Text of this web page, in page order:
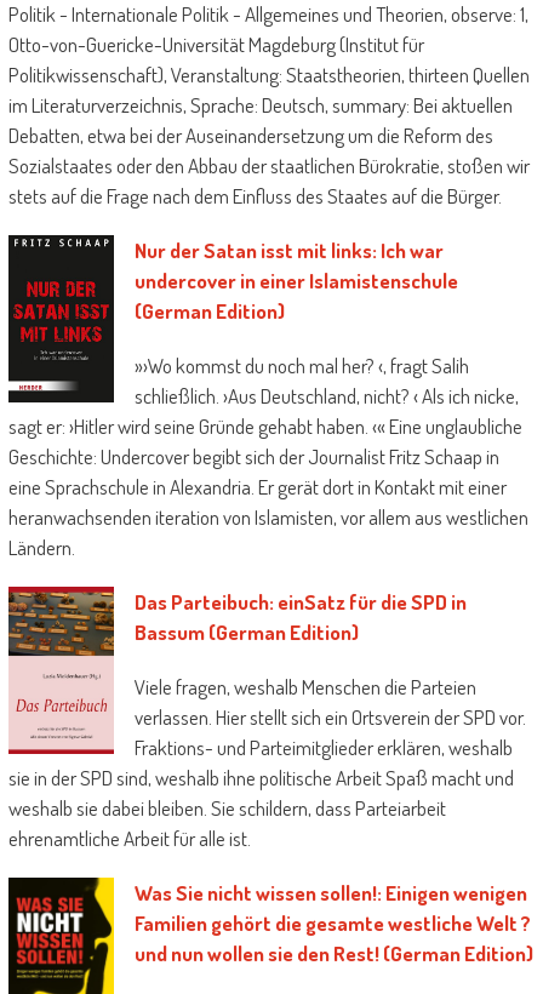
Politik - Internationale Politik - Allgemeines und Theorien, observe: 1,
Otto-von-Guericke-Universität Magdeburg (Institut für
Politikwissenschaft), Veranstaltung: Staatstheorien, thirteen Quellen
im Literaturverzeichnis, Sprache: Deutsch, summary: Bei aktuellen
Debatten, etwa bei der Auseinandersetzung um die Reform des
Sozialstaates oder den Abbau der staatlichen Bürokratie, stoßen wir
stets auf die Frage nach dem Einfluss des Staates auf die Bürger.
Nur der Satan isst mit links: Ich war
undercover in einer Islamistenschule
(German Edition)
»›Wo kommst du noch mal her? ‹, fragt Salih
schließlich. ›Aus Deutschland, nicht? ‹ Als ich nicke,
sagt er: ›Hitler wird seine Gründe gehabt haben. ‹« Eine unglaubliche
Geschichte: Undercover begibt sich der Journalist Fritz Schaap in
eine Sprachschule in Alexandria. Er gerät dort in Kontakt mit einer
heranwachsenden iteration von Islamisten, vor allem aus westlichen
Ländern.
Das Parteibuch: einSatz für die SPD in
Bassum (German Edition)
Viele fragen, weshalb Menschen die Parteien
verlassen. Hier stellt sich ein Ortsverein der SPD vor.
Fraktions- und Parteimitglieder erklären, weshalb
sie in der SPD sind, weshalb ihne politische Arbeit Spaß macht und
weshalb sie dabei bleiben. Sie schildern, dass Parteiarbeit
ehrenamtliche Arbeit für alle ist.
Was Sie nicht wissen sollen!: Einigen wenigen
Familien gehört die gesamte westliche Welt ?
und nun wollen sie den Rest! (German Edition)